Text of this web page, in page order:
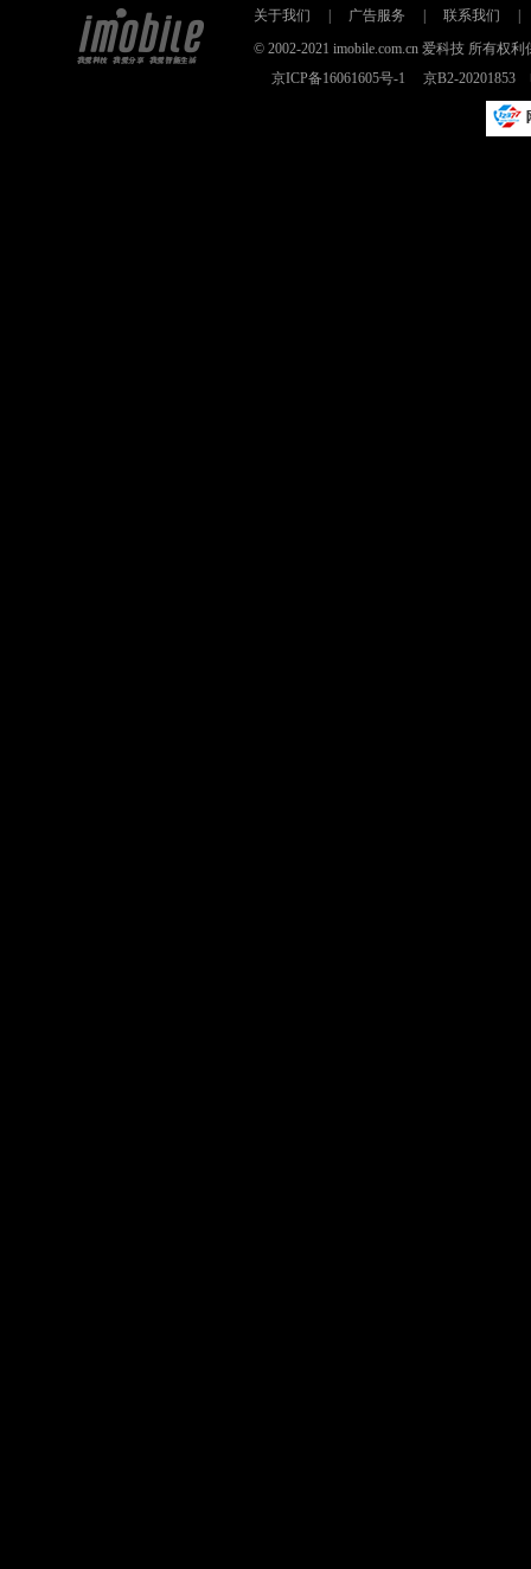
关于我们 广告服务 联系我们
© 2002-2021 imobile.com.cn 爱科技 所有权
京ICP备16061605号-1
京B2-20201853